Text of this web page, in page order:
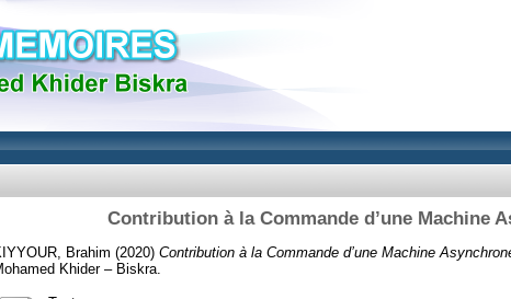
Contribution à la Commande d’une Machine
Brahim (2020) Contribution à la Commande d’une Machine
Khider – Biskra.